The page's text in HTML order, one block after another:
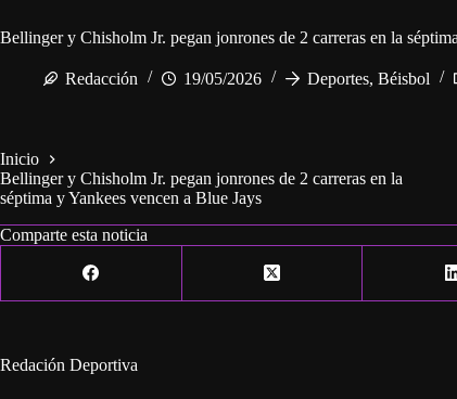
Bellinger y Chisholm Jr. pegan jonrones de 2 carreras en la
Redacción 19/05/2026 Deportes, Béisbol
Inicio
Bellinger y Chisholm Jr. pegan jonrones de 2 carreras en la
séptima y Yankees vencen a Blue Jays
Comparte esta noticia
Redación Deportiva